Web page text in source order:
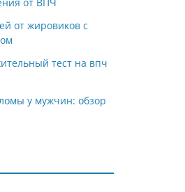
от жировиков с
тест на впч
у мужчин: обзор